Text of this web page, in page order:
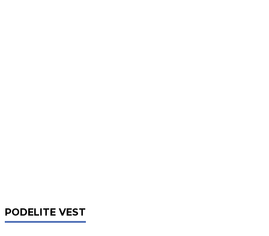
PODELITE VEST